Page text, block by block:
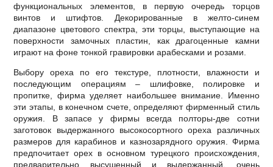
функциональных элементов, в первую очередь торцов
винтов и штифтов. Декорированные в желто-синем
диапазоне цветового спектра, эти торцы, выступающие на
поверхности замочных пластин, как драгоценные камни
играют на фоне тонкой гравировки арабесками и розами.
Выбору ореха по его текстуре, плотности, влажности и
последующим операциям – шлифовке, полировке и
пропитке, фирма уделяет наибольшее внимание. Именно
эти этапы, в конечном счете, определяют фирменный стиль
оружия. В запасе у фирмы всегда полторы-две сотни
заготовок выдержанного высокосортного ореха различных
размеров для карабинов и казнозарядного оружия. Фирма
предпочитает орех в основном турецкого происхождения,
предварительно высушенный и выдержанный, очень